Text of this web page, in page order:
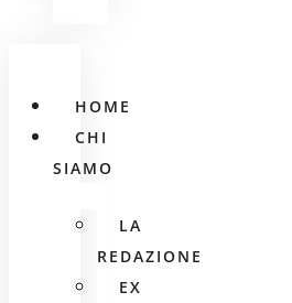
HOME
CHI
SIAMO
LA
REDAZIONE
EX